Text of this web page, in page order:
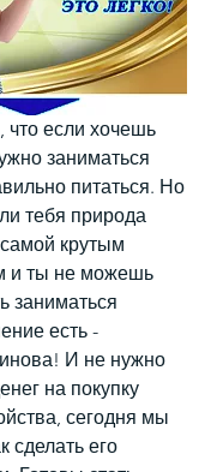
если хочешь
заниматься
питаться. Но
тебя природа
крутым
и ты не можешь
заниматься
есть -
И не нужно
на покупку
сегодня мы
сделать его